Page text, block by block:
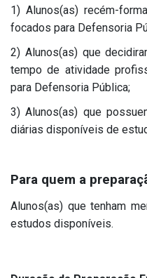
1) Alunos(as) recém-
focados para Defensoria
2) Alunos(as) que
tempo de atividade
para Defensoria Pública;
3) Alunos(as) que
diárias disponíveis de
Para quem a
Alunos(as) que tenham
estudos disponíveis.